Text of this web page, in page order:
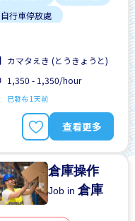
自行車停放處
カマタえき (とうきょうと)
1,350 - 1,350/hour
已發布 1天前
查看更多
倉庫操作
Job in倉庫